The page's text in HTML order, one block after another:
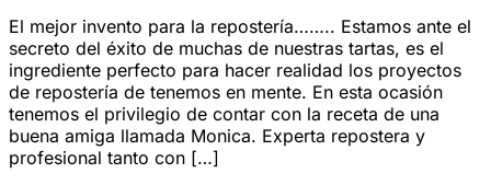
El mejor invento para la repostería…….. Estamos ante el
secreto del éxito de muchas de nuestras tartas, es el
ingrediente perfecto para hacer realidad los proyectos
de repostería de tenemos en mente. En esta ocasión
tenemos el privilegio de contar con la receta de una
buena amiga llamada Monica. Experta repostera y
profesional tanto con […]